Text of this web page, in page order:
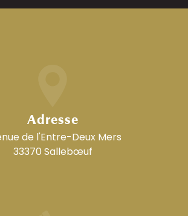
Adresse
de l'Entre-Deux Mers
33370 Sallebœuf